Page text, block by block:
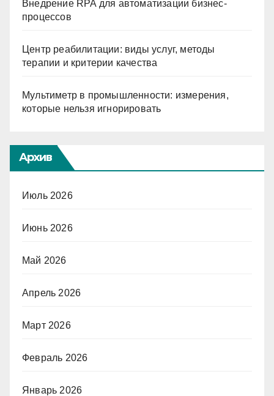
Внедрение RPA для автоматизации бизнес-
процессов
Центр реабилитации: виды услуг, методы
терапии и критерии качества
Мультиметр в промышленности: измерения,
которые нельзя игнорировать
Архив
Июль 2026
Июнь 2026
Май 2026
Апрель 2026
Март 2026
Февраль 2026
Январь 2026